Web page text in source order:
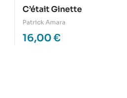
C’était Ginette
Patrick Amara
16,00 €